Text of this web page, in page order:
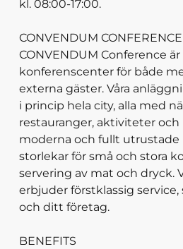
kl. 08:00-17:00.
CONVENDUM CONFERENCE
CONVENDUM Conference
konferenscenter för både
externa gäster. Våra
i princip hela city, alla med
restauranger, aktiviteter
moderna och fullt utrustade
storlekar för små och stora
servering av mat och dryck.
erbjuder förstklassig
och ditt företag.
BENEFITS